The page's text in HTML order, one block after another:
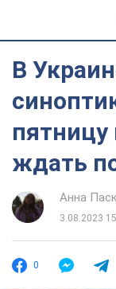
В
пятницу
ждать
Анна
3.08.2023
0